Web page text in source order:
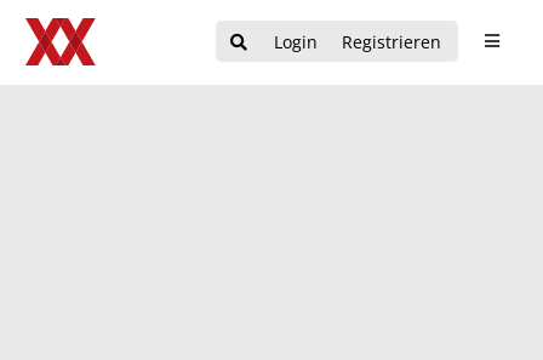
Login Registrieren